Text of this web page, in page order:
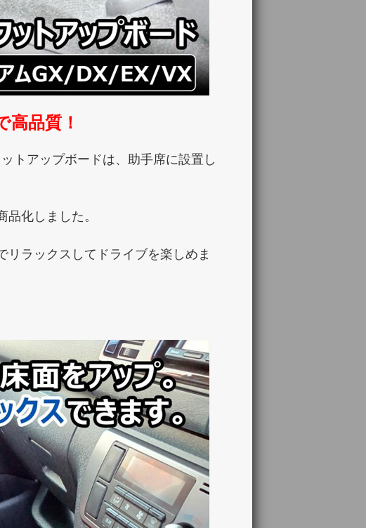
高品質！
トアップボードは、助手席に設置し
品化しました。
ラックスしてドライブを楽しめま